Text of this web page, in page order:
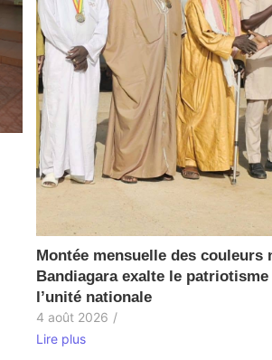
Montée mensuelle des couleurs
Bandiagara exalte le patriotisme
l’unité nationale
4 août 2026 /
Lire plus